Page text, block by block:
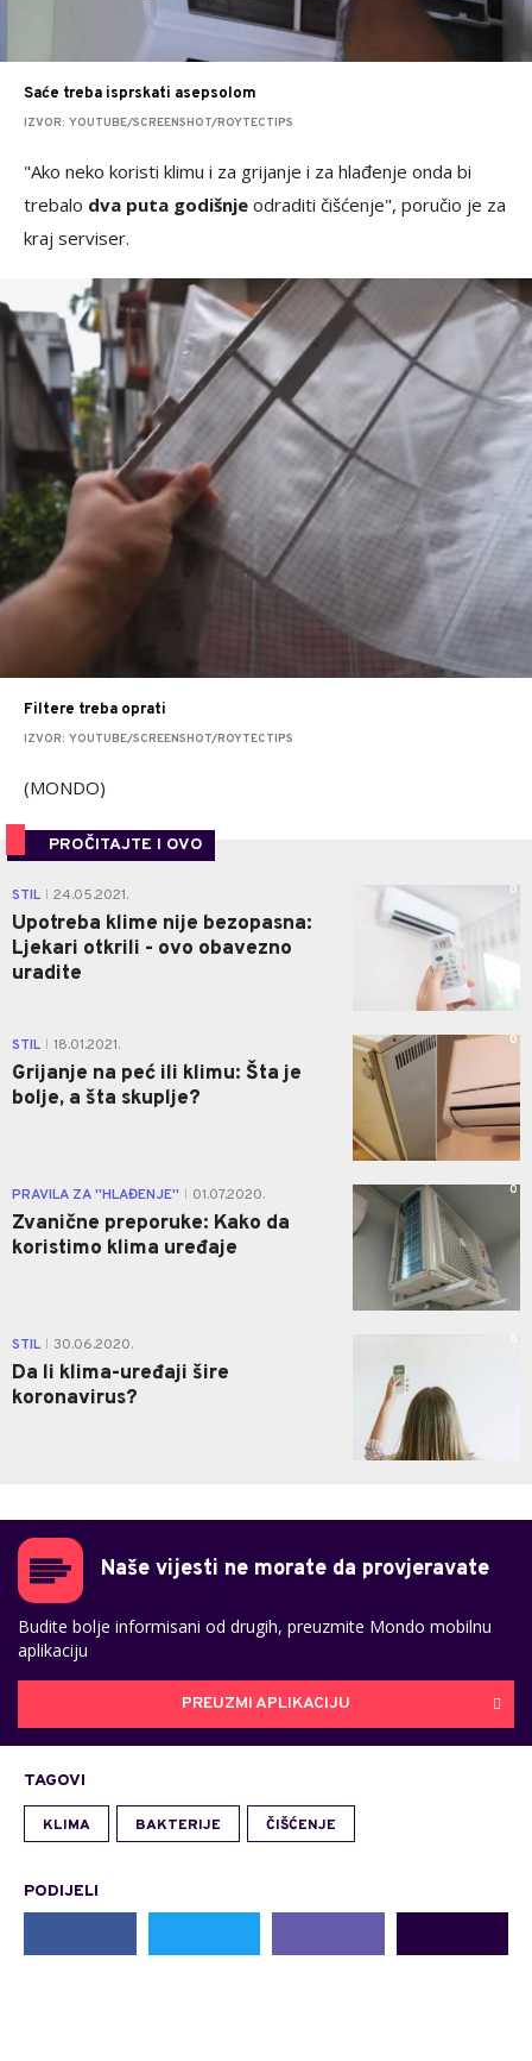
Saće treba isprskati asepsolom
IZVOR: YOUTUBE/SCREENSHOT/ROYTECTIPS
"Ako neko koristi klimu i za grijanje i za hlađenje onda bi
trebalo dva puta godišnje odraditi čišćenje", poručio je za
kraj serviser.
Filtere treba oprati
IZVOR: YOUTUBE/SCREENSHOT/ROYTECTIPS
(MONDO)
PROČITAJTE I OVO
STIL 24.05.2021.
Upotreba klime nije bezopasna:
Ljekari otkrili - ovo obavezno
uradite
0
STIL 18.01.2021.
Grijanje na peć ili klimu: Šta je
bolje, a šta skuplje?
0
PRAVILA ZA ''HLAĐENJE'' 01.07.2020.
Zvanične preporuke: Kako da
koristimo klima uređaje
0
STIL 30.06.2020.
Da li klima-uređaji šire
koronavirus?
0
Naše vijesti ne morate da provjeravate
Budite bolje informisani od drugih, preuzmite Mondo mobilnu
aplikaciju
PREUZMI APLIKACIJU
TAGOVI
KLIMA BAKTERIJE ČIŠĆENJE
PODIJELI